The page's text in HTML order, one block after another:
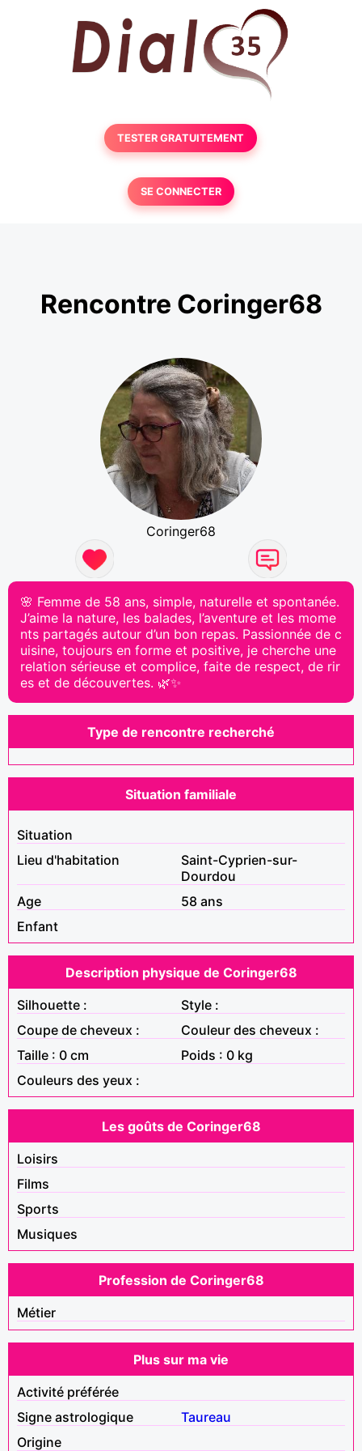
TESTER GRATUITEMENT
SE CONNECTER
Rencontre Coringer68
Coringer68
🌸 Femme de 58 ans, simple, naturelle et spontanée.
J’aime la nature, les balades, l’aventure et les mome
nts partagés autour d’un bon repas. Passionnée de c
uisine, toujours en forme et positive, je cherche une
relation sérieuse et complice, faite de respect, de rir
es et de découvertes. 🌿✨
Type de rencontre recherché
Situation familiale
Situation
Lieu d'habitation
Saint-Cyprien-sur-
Dourdou
Age
58 ans
Enfant
Description physique de Coringer68
Silhouette :
Style :
Coupe de cheveux :
Couleur des cheveux :
Taille : 0 cm
Poids : 0 kg
Couleurs des yeux :
Les goûts de Coringer68
Loisirs
Films
Sports
Musiques
Profession de Coringer68
Métier
Plus sur ma vie
Activité préférée
Signe astrologique
Taureau
Origine